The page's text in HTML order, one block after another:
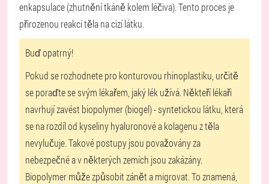
enkapsulace (zhutnění tkáně kolem léčiva). Tento proces je
přirozenou reakcí těla na cizí látku.
Buď opatrný!
Pokud se rozhodnete pro konturovou rhinoplastiku, určitě
se poraďte se svým lékařem, jaký lék užívá. Někteří lékaři
navrhují zavést biopolymer (biogel) - syntetickou látku, která
se na rozdíl od kyseliny hyaluronové a kolagenu z těla
nevylučuje. Takové postupy jsou považovány za
nebezpečné a v některých zemích jsou zakázány.
Biopolymer může způsobit zánět a migrovat. To znamená,